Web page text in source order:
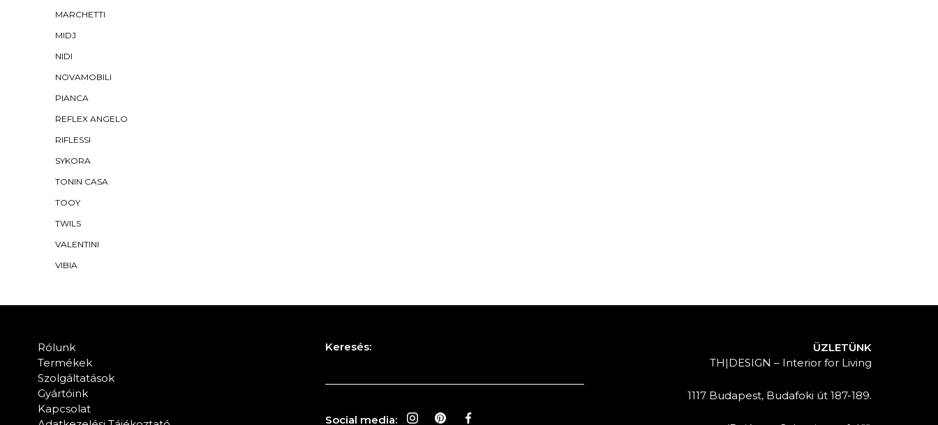
MARCHETTI
MIDJ
NIDI
NOVAMOBILI
PIANCA
REFLEX ANGELO
RIFLESSI
SYKORA
TONIN CASA
TOOY
TWILS
VALENTINI
VIBIA
Rólunk
Termékek
Szolgáltatások
Gyártóink
Kapcsolat
Keresés:
Social media:
ÜZLETÜNK
TH|DESIGN – Interior for Living
1117 Budapest, Budafoki út 187-189.